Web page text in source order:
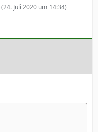
(24. Juli 2020 um 14:34)